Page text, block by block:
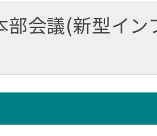
会議(新型イン